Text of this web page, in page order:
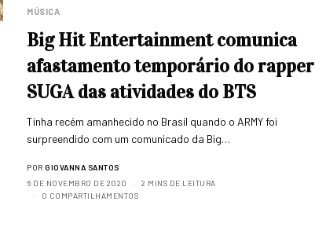
MÚSICA
Big Hit Entertainment comunica
afastamento temporário do rapper
SUGA das atividades do BTS
Tinha recém amanhecido no Brasil quando o ARMY foi
surpreendido com um comunicado da Big…
POR GIOVANNA SANTOS
6 DE NOVEMBRO DE 2020
2 MINS DE LEITURA
0 COMPARTILHAMENTOS